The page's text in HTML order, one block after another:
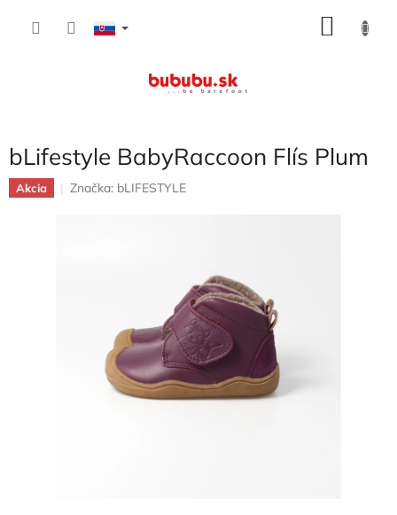
bLifestyle BabyRaccoon Flís Plum
Akcia Značka: bLIFESTYLE